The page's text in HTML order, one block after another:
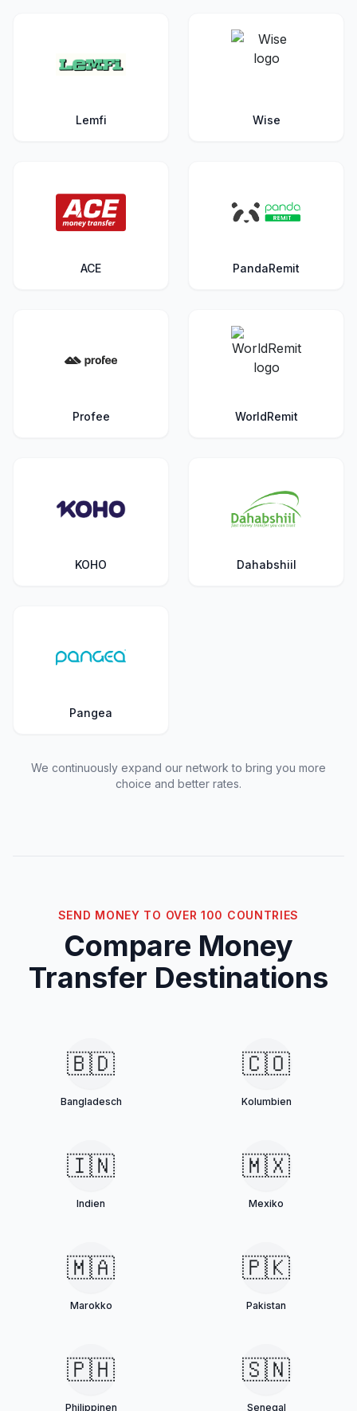
Lemfi Wise
ACE PandaRemit
Profee WorldRemit
KOHO Dahabshiil
Pangea
We continuously expand our network to bring you more
choice and better rates.
SEND MONEY TO OVER 100 COUNTRIES
Compare Money
Transfer Destinations
🇧🇩
Bangladesch
🇨🇴
Kolumbien
🇮🇳
Indien
🇲🇽
Mexiko
🇲🇦
Marokko
🇵🇰
Pakistan
🇵🇭
Philippinen
🇸🇳
Senegal